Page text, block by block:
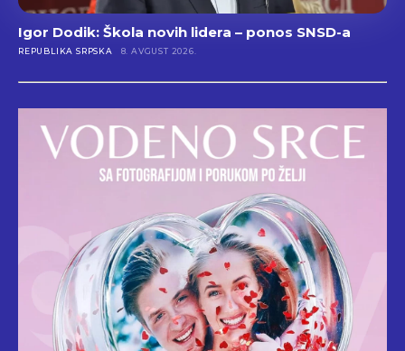
Igor Dodik: Škola novih lidera – ponos SNSD-a
REPUBLIKA SRPSKA 8. AVGUST 2026.